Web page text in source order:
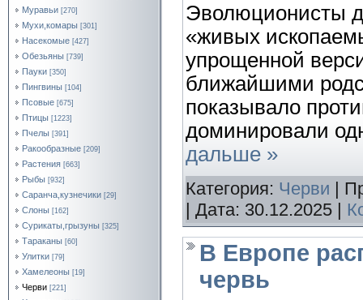
Муравьи [270]
Мухи,комары [301]
Насекомые [427]
Обезьяны [739]
Пауки [350]
Пингвины [104]
Псовые [675]
Птицы [1223]
Пчелы [391]
Ракообразные [209]
Растения [663]
Рыбы [932]
Саранча,кузнечики [29]
Слоны [162]
Сурикаты,грызуны [325]
Тараканы [60]
Улитки [79]
Хамелеоны [19]
Черви [221]
Эволюционисты
«живых
упрощенной
ближайшими
показывало
доминировали
дальше »
Категория: Черви |
| Дата: 30.12.2025
В Европе
червь